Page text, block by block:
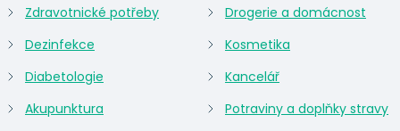
Zdravotnické potřeby
Dezinfekce
Diabetologie
Akupunktura
Drogerie a domácnost
Kosmetika
Kancelář
Potraviny a doplňky stravy